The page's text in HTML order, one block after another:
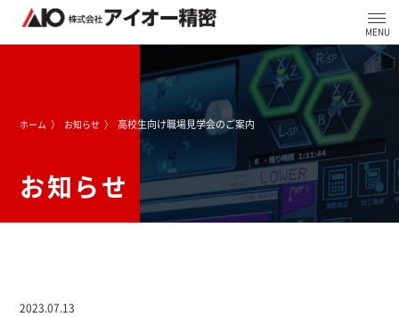
ホーム お知らせ 高校生向け職場見学会のご案内
お知らせ
2023.07.13